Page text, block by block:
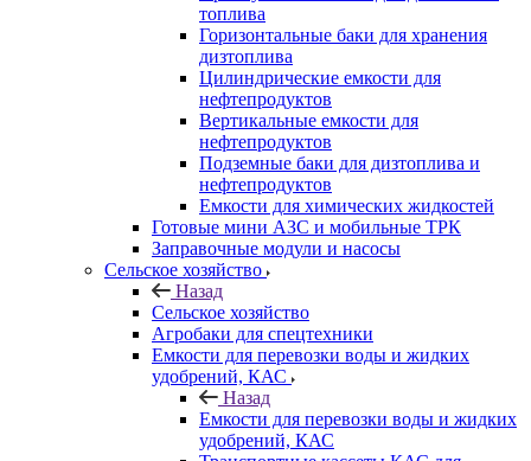
топлива
Горизонтальные баки для хранения
дизтоплива
Цилиндрические емкости для
нефтепродуктов
Вертикальные емкости для
нефтепродуктов
Подземные баки для дизтоплива и
нефтепродуктов
Емкости для химических жидкостей
Готовые мини АЗС и мобильные ТРК
Заправочные модули и насосы
Сельское хозяйство
Назад
Сельское хозяйство
Агробаки для спецтехники
Емкости для перевозки воды и жидких
удобрений, КАС
Назад
Емкости для перевозки воды и жидких
удобрений, КАС